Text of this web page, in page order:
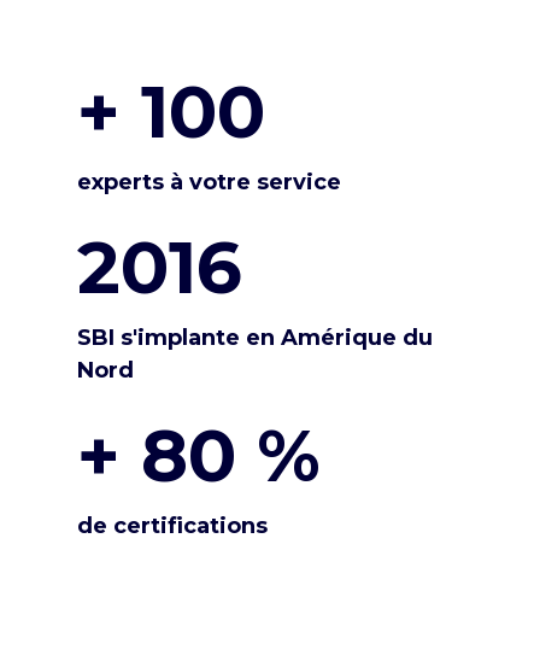
+ 100
experts à votre service
2016
SBI s'implante en Amérique du
Nord
+ 80 %
de certifications